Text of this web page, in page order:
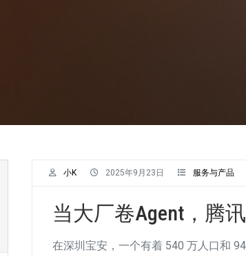
小K 2025年9月23日 服务与产品
当大厂卷Agent，腾
在深圳宝安，一个有着 540 万人口和